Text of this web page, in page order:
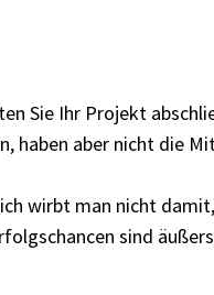
Sie Ihr Projekt
haben aber nicht die
wirbt man nicht
sind